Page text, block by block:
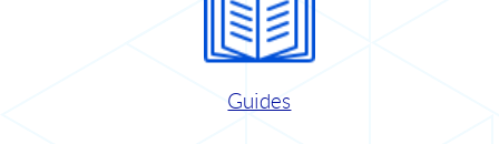
Guides